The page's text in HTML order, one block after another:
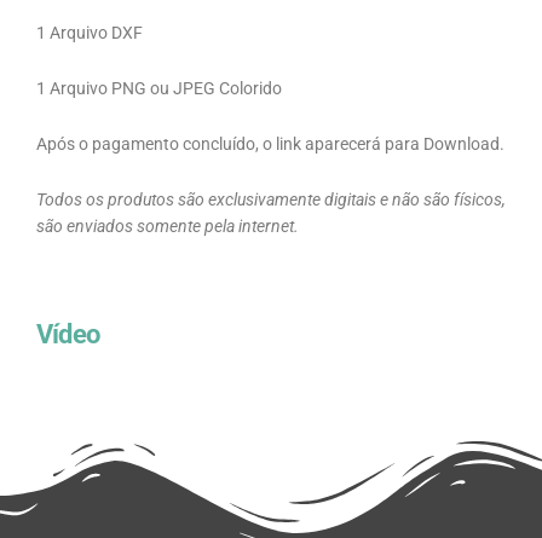
1 Arquivo DXF
1 Arquivo PNG ou JPEG Colorido
Após o pagamento concluído, o link aparecerá para Download.
Todos os produtos são exclusivamente digitais e não são físicos,
são enviados somente pela internet.
Vídeo